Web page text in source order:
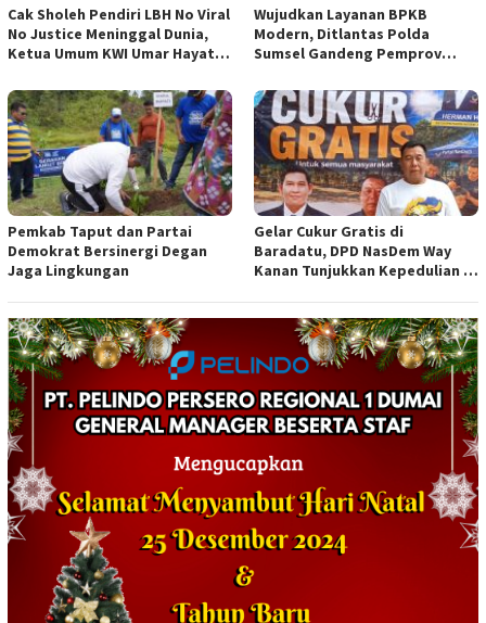
Cak Sholeh Pendiri LBH No Viral
No Justice Meninggal Dunia,
Ketua Umum KWI Umar Hayat
Wujudkan Layanan BPKB
Modern, Ditlantas Polda
Sumsel Gandeng Pemprov
Pemkab Taput dan Partai
Demokrat Bersinergi Degan
Jaga Lingkungan
Gelar Cukur Gratis di
Baradatu, DPD NasDem Way
Kanan Tunjukkan Kepedulian di